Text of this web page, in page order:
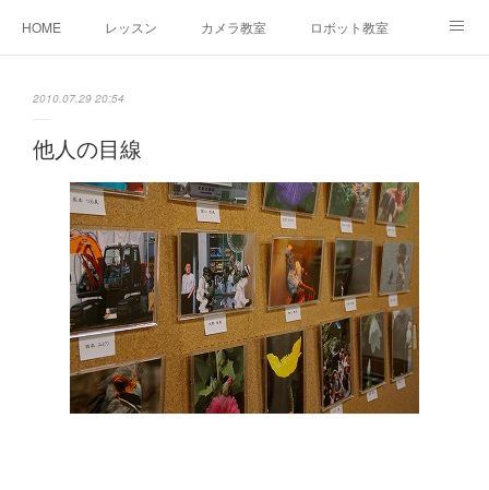
HOME レッスン カメラ教室 ロボット教室
2010.07.29 20:54
他人の目線